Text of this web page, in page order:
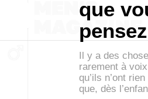
que
pensez
Il y a des
rarement à
qu’ils n’ont
que, dès